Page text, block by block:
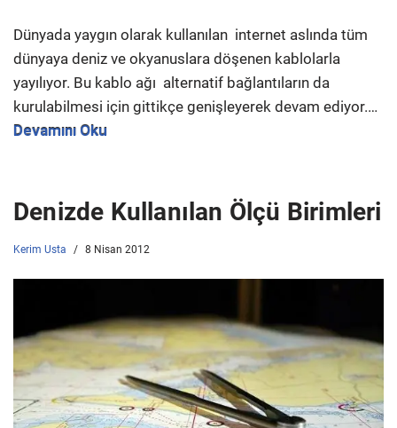
Dünyada yaygın olarak kullanılan internet aslında tüm
dünyaya deniz ve okyanuslara döşenen kablolarla
yayılıyor. Bu kablo ağı alternatif bağlantıların da
kurulabilmesi için gittikçe genişleyerek devam ediyor.…
Devamını Oku
Denizde Kullanılan Ölçü Birimleri
Kerim Usta 8 Nisan 2012